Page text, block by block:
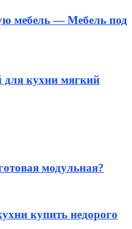
мебель — Мебель под
для кухни мягкий
модульная?
купить недорого